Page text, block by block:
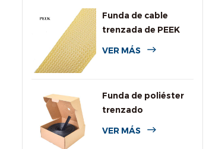
Funda de cable
trenzada de PEEK
VER MÁS
Funda de poliéster
trenzado
personalizada con
VER MÁS